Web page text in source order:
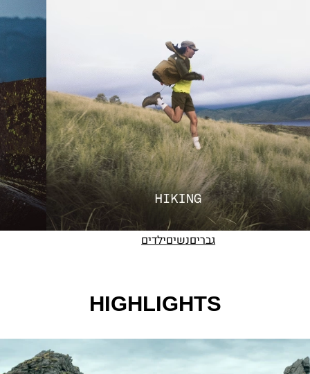
גבריםנשיםילדים
HIGHLIGHTS